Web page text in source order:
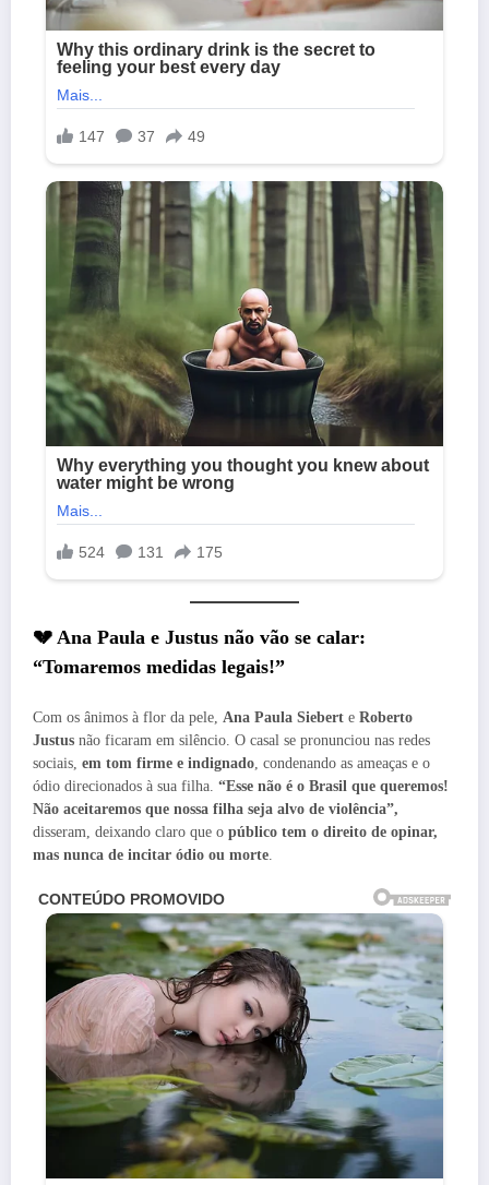
💔 Ana Paula e Justus não vão se calar:
“Tomaremos medidas legais!”
Com os ânimos à flor da pele, Ana Paula Siebert e Roberto
Justus não ficaram em silêncio. O casal se pronunciou nas redes
sociais, em tom firme e indignado, condenando as ameaças e o
ódio direcionados à sua filha. “Esse não é o Brasil que queremos!
Não aceitaremos que nossa filha seja alvo de violência”,
disseram, deixando claro que o público tem o direito de opinar,
mas nunca de incitar ódio ou morte.